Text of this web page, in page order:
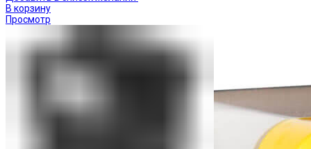
В корзину
Просмотр